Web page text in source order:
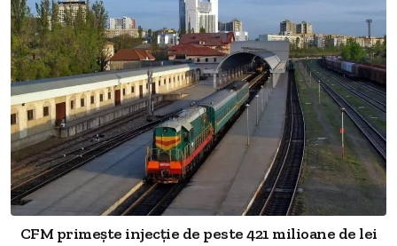
CFM primește injecție de peste 421 milioane de lei